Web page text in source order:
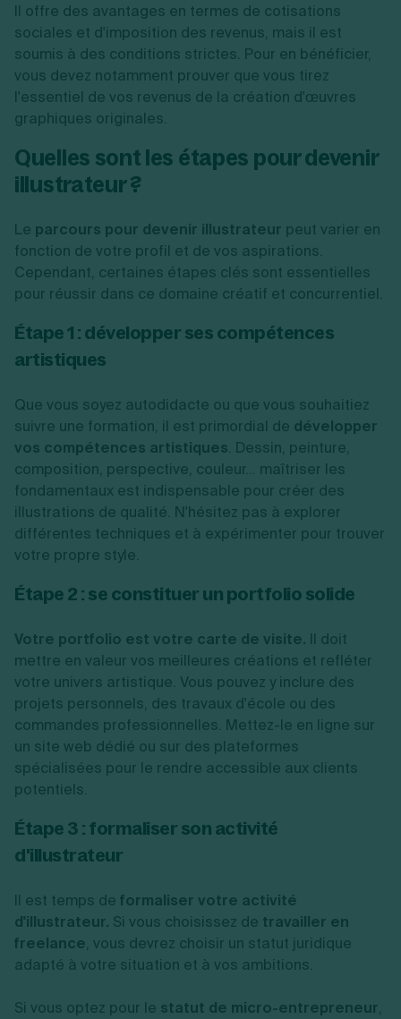
Il offre des avantages en termes de cotisations
sociales et d'imposition des revenus, mais il est
soumis à des conditions strictes. Pour en bénéficier,
vous devez notamment prouver que vous tirez
l'essentiel de vos revenus de la création d'œuvres
graphiques originales.
Quelles sont les étapes pour devenir
illustrateur ?
Le parcours pour devenir illustrateur peut varier en
fonction de votre profil et de vos aspirations.
Cependant, certaines étapes clés sont essentielles
pour réussir dans ce domaine créatif et concurrentiel.
Étape 1 : développer ses compétences
artistiques
Que vous soyez autodidacte ou que vous souhaitiez
suivre une formation, il est primordial de développer
vos compétences artistiques. Dessin, peinture,
composition, perspective, couleur... maîtriser les
fondamentaux est indispensable pour créer des
illustrations de qualité. N'hésitez pas à explorer
différentes techniques et à expérimenter pour trouver
votre propre style.
Étape 2 : se constituer un portfolio solide
Votre portfolio est votre carte de visite. Il doit
mettre en valeur vos meilleures créations et refléter
votre univers artistique. Vous pouvez y inclure des
projets personnels, des travaux d'école ou des
commandes professionnelles. Mettez-le en ligne sur
un site web dédié ou sur des plateformes
spécialisées pour le rendre accessible aux clients
potentiels.
Étape 3 : formaliser son activité
d'illustrateur
Il est temps de formaliser votre activité
d'illustrateur. Si vous choisissez de travailler en
freelance, vous devrez choisir un statut juridique
adapté à votre situation et à vos ambitions.
Si vous optez pour le statut de micro-entrepreneur,